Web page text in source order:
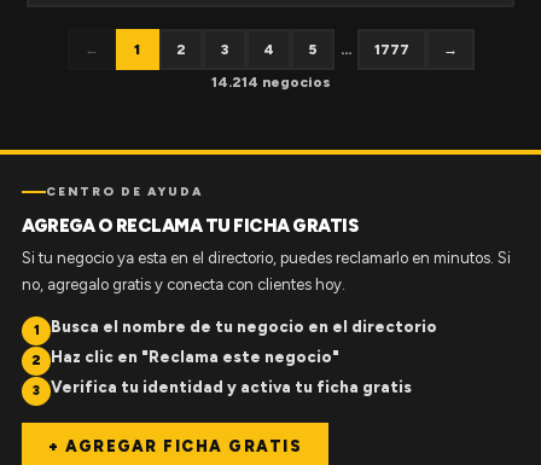
← 1 2 3 4 5 ... 1777
→
14.214 negocios
CENTRO DE AYUDA
AGREGA O RECLAMA TU FICHA GRATIS
Si tu negocio ya esta en el directorio, puedes reclamarlo en minutos. Si
no, agregalo gratis y conecta con clientes hoy.
1 Busca el nombre de tu negocio en el directorio
2 Haz clic en "Reclama este negocio"
3 Verifica tu identidad y activa tu ficha gratis
+ AGREGAR FICHA GRATIS